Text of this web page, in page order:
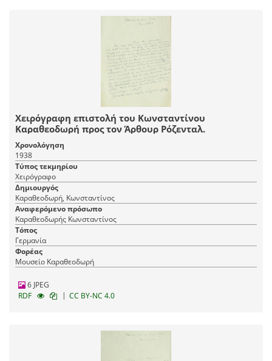
Χειρόγραφη επιστολή του Κωνσταντίνου
Καραθεοδωρή προς τον Άρθουρ Ρόζενταλ.
Χρονολόγηση
1938
Τύπος τεκμηρίου
Χειρόγραφο
Δημιουργός
Καραθεοδωρή, Κωνσταντίνος
Αναφερόμενο πρόσωπο
Καραθεοδωρής Κωνσταντίνος
Τόπος
Γερμανία
Φορέας
Μουσείο Καραθεοδωρή
6 JPEG
RDF
| CC BY-NC 4.0